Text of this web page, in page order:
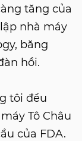
tăng của
nhà máy
băng
hồi.
tôi đều
Tô Châu
của FDA.